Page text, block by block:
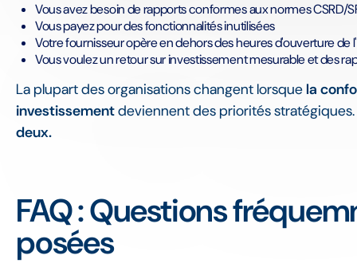
Vous avez besoin de rapports conformes aux normes CSRD/
Vous payez pour des fonctionnalités inutilisées
Votre fournisseur opère en dehors des heures d'ouverture de
Vous voulez un retour sur investissement mesurable et des
La plupart des organisations changent lorsquela
investissementdeviennent des priorités stratégiques.
deux.
FAQ : Questions
posées